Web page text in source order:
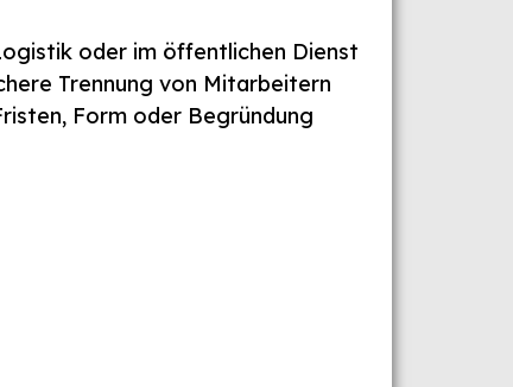
oder im öffentlichen Dienst
Trennung von Mitarbeitern
Form oder Begründung